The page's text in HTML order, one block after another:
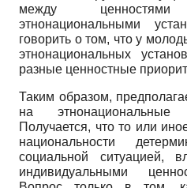
между
этнонациональными
говорить о том, что у
этнонациональных
разные ценностные
Таким образом,
на этнонациональные
Получается, что то или
национальности
социальной ситуацией,
индивидуальными